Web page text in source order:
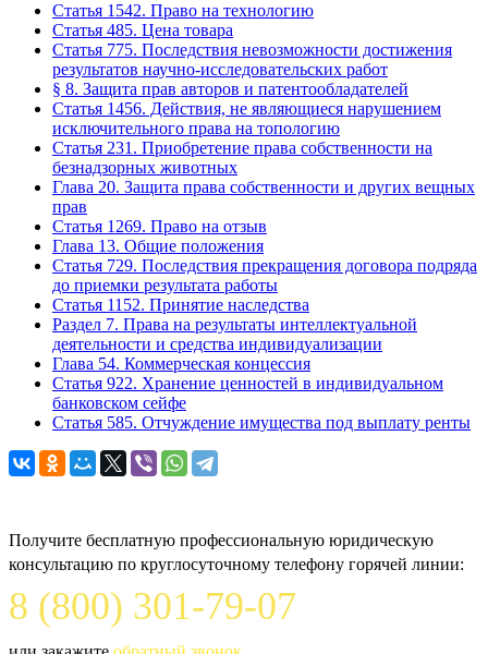
Статья 1542. Право на технологию
Статья 485. Цена товара
Статья 775. Последствия невозможности достижения
результатов научно-исследовательских работ
§ 8. Защита прав авторов и патентообладателей
Статья 1456. Действия, не являющиеся нарушением
исключительного права на топологию
Статья 231. Приобретение права собственности на
безнадзорных животных
Глава 20. Защита права собственности и других вещных
прав
Статья 1269. Право на отзыв
Глава 13. Общие положения
Статья 729. Последствия прекращения договора подряда
до приемки результата работы
Статья 1152. Принятие наследства
Раздел 7. Права на результаты интеллектуальной
деятельности и средства индивидуализации
Глава 54. Коммерческая концессия
Статья 922. Хранение ценностей в индивидуальном
банковском сейфе
Статья 585. Отчуждение имущества под выплату ренты
Получите бесплатную профессиональную юридическую
консультацию по круглосуточному телефону горячей линии:
8 (800) 301-79-07